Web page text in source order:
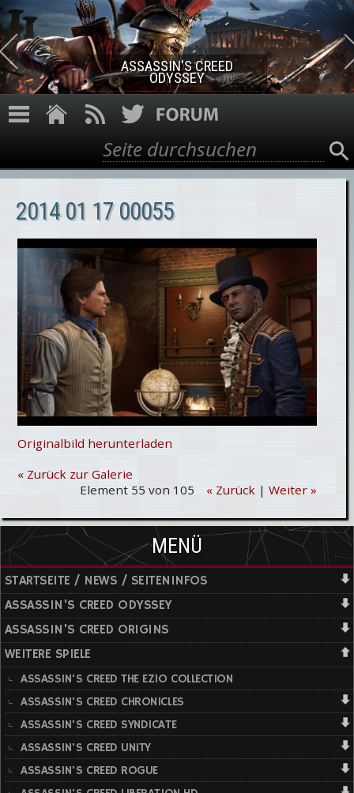
Direkt zum Inhalt
ASSASSIN'S CREED ROGUE
REMASTERED
Suchformular
Suche
2014 01 17 00055
Originalbild herunterladen
« Zurück zur Galerie
Element 55 von 105
« Zurück| Weiter »
MENÜ
STARTSEITE / NEWS / SEITENINFOS
ASSASSIN'S CREED ODYSSEY
ASSASSIN'S CREED ORIGINS
WEITERE SPIELE
ASSASSIN'S CREED THE EZIO COLLECTION
ASSASSIN'S CREED CHRONICLES
ASSASSIN'S CREED SYNDICATE
ASSASSIN'S CREED UNITY
ASSASSIN'S CREED ROGUE